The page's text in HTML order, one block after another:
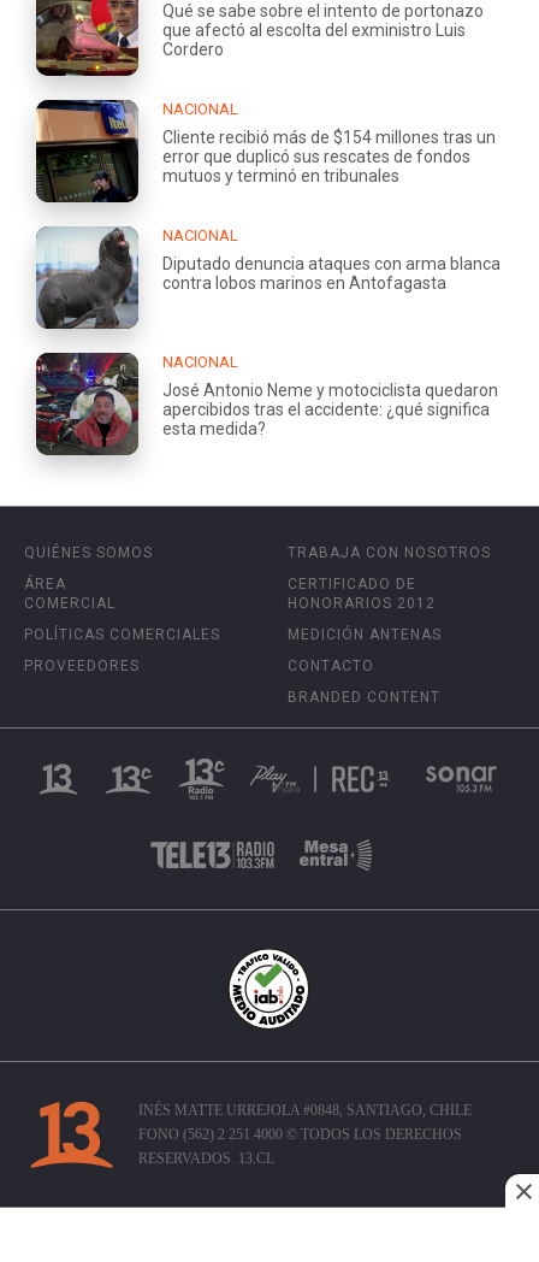
Qué se sabe sobre el intento de portonazo
que afectó al escolta del exministro Luis
Cordero
NACIONAL
Cliente recibió más de $154 millones tras un
error que duplicó sus rescates de fondos
mutuos y terminó en tribunales
NACIONAL
Diputado denuncia ataques con arma blanca
contra lobos marinos en Antofagasta
NACIONAL
José Antonio Neme y motociclista quedaron
apercibidos tras el accidente: ¿qué significa
esta medida?
QUIÉNES SOMOS
ÁREA
COMERCIAL
POLÍTICAS COMERCIALES
PROVEEDORES
TRABAJA CON NOSOTROS
CERTIFICADO DE
HONORARIOS 2012
MEDICIÓN ANTENAS
CONTACTO
BRANDED CONTENT
INÉS MATTE URREJOLA #0848, SANTIAGO, CHILE
FONO (562) 2 251 4000 © TODOS LOS DERECHOS
RESERVADOS. 13.CL